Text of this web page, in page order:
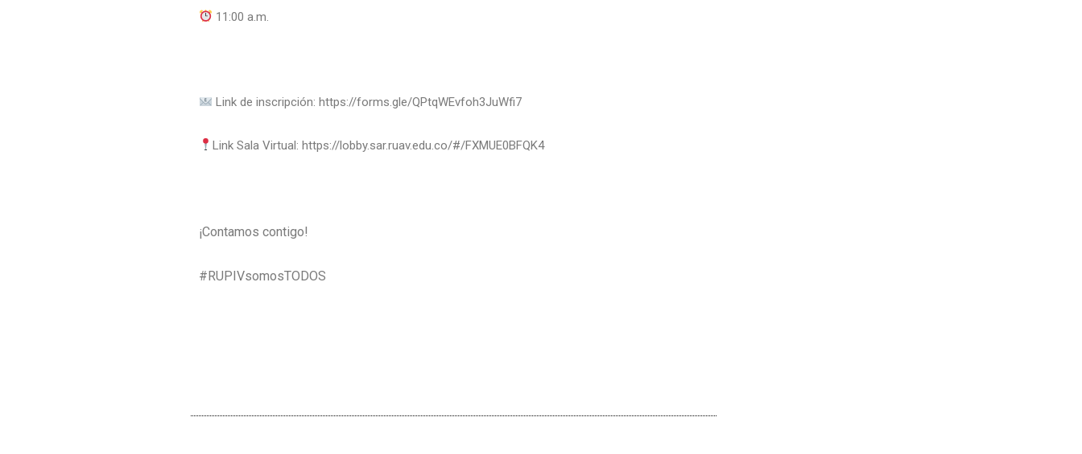
11:00 a.m.
Link de inscripción: https://forms.gle/QPtqWEvfoh3JuWfi7
Link Sala Virtual: https://lobby.sar.ruav.edu.co/#/FXMUE0BFQK4
¡Contamos contigo!
#RUPIVsomosTODOS